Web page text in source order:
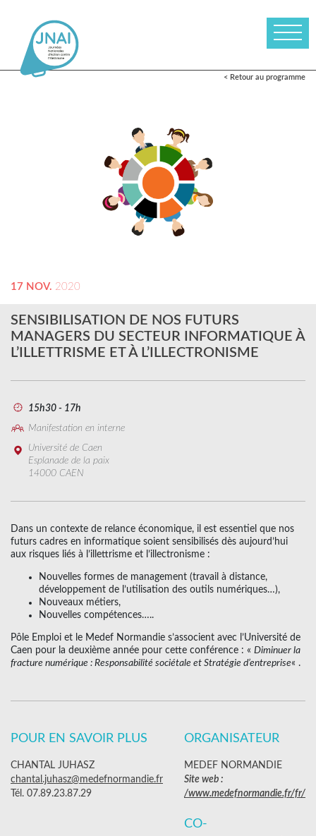
< Retour au programme
17 NOV. 2020
SENSIBILISATION DE NOS FUTURS
MANAGERS DU SECTEUR INFORMATIQUE À
L’ILLETTRISME ET À L’ILLECTRONISME
15h30 - 17h
Manifestation en interne
Université de Caen
Esplanade de la paix
14000 CAEN
Dans un contexte de relance économique, il est essentiel que nos
futurs cadres en informatique soient sensibilisés dès aujourd’hui
aux risques liés à l’illettrisme et l’illectronisme :
Nouvelles formes de management (travail à distance,
développement de l’utilisation des outils numériques…),
Nouveaux métiers,
Nouvelles compétences…..
Pôle Emploi et le Medef Normandie s’associent avec l’Université de
Caen pour la deuxième année pour cette conférence : « Diminuer la
fracture numérique : Responsabilité sociétale et Stratégie d’entreprise« .
POUR EN SAVOIR PLUS
CHANTAL JUHASZ
chantal.juhasz@medefnormandie.fr
Tél. 07.89.23.87.29
ORGANISATEUR
MEDEF NORMANDIE
Site web :
/www.medefnormandie.fr/fr/
CO-